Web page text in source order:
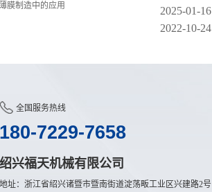
膜制造中的应用 2025-01-16
2022-10-24
全国服务热线
180-7229-7658
绍兴福天机械有限公司
地址：浙江省绍兴诸暨市暨南街道淀荡畈工业区兴建路2号